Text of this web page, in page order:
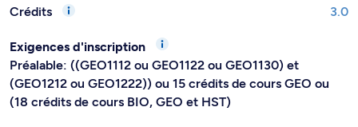
Crédits 3.0
Exigences d'inscription
Préalable: ((GEO1112 ou GEO1122 ou GEO1130) et
(GEO1212 ou GEO1222)) ou 15 crédits de cours GEO ou
(18 crédits de cours BIO, GEO et HST)